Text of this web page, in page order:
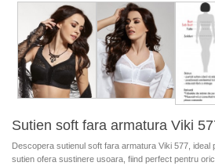
Sutien soft fara armatura Viki
Descopera sutienul soft fara armatura Viki 577, ideal
sutien ofera sustinere usoara, fiind perfect pentru